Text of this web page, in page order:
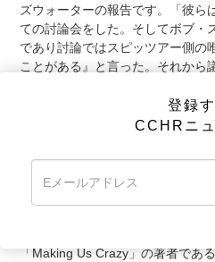
ズウォーターの報告です。「彼ら
ての討論会をした。そしてボブ・
であり討論ではスピッツアー側の
ことがある』と言った。それから
う。「ちょっと待ってくれ、これ
にケチをつける権利はないんじゃ
ーゲン博士はDSMの投票システ
て率直に述べています。それは
「Making Us Crazy」の著者であ
登録
CCHRニ